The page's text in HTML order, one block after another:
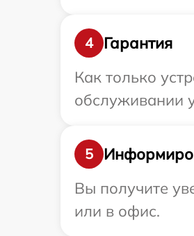
4
Гарантия
Как только
обслуживании
5
Вы получите
или в офис.